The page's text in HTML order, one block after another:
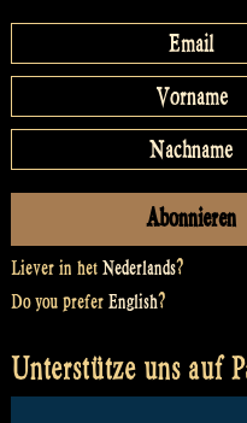
Liever in het Nederlands?
Do you prefer English?
Unterstütze uns auf